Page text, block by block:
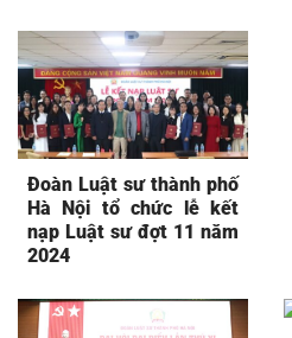
Đoàn Luật sư thành phố
Hà Nội tổ chức lễ kết
nạp Luật sư đợt 11 năm
2024